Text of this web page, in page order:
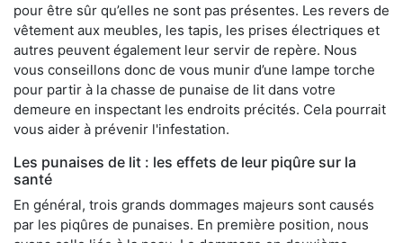
pour être sûr qu’elles ne sont pas présentes. Les revers de
vêtement aux meubles, les tapis, les prises électriques et
autres peuvent également leur servir de repère. Nous
vous conseillons donc de vous munir d’une lampe torche
pour partir à la chasse de punaise de lit dans votre
demeure en inspectant les endroits précités. Cela pourrait
vous aider à prévenir l'infestation.
Les punaises de lit : les effets de leur piqûre sur la
santé
En général, trois grands dommages majeurs sont causés
par les piqûres de punaises. En première position, nous